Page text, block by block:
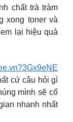
chất trà tràm
xong toner và
lại hiệu quả
cứ câu hỏi gì
mình sẽ cố
nhanh nhất